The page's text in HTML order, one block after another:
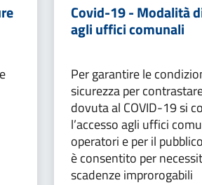
Covid-19 - Modalità
agli uffici comunali
Per garantire le
sicurezza per
dovuta al COVID-19 si
l’accesso agli uffici
operatori e per il
è consentito per
scadenze improrogabili